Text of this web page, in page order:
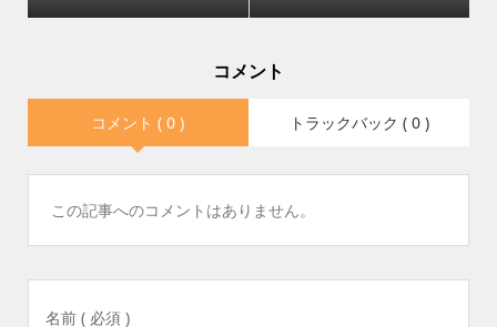
コメント
コメント ( 0 ) トラックバック ( 0 )
この記事へのコメントはありません。
名前 ( 必須 )